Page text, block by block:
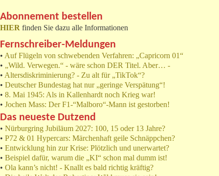
Abonnement bestellen
HIER finden Sie dazu alle Informationen
Fernschreiber-Meldungen
• Auf Flügeln von schwebenden Verfahren: „Capricorn 01“
• „Wild. Verwegen.“ - wäre schon DER Titel. Aber… -
• Altersdiskriminierung? - Zu alt für „TikTok“?
• Deutscher Bundestag hat nur „geringe Verspätung“!
• 8. Mai 1945: Als in Kallenhardt noch Krieg war!
• Jochen Mass: Der F1-“Malboro“-Mann ist gestorben!
Das neueste Dutzend
• Nürburgring Jubiläum 2027: 100, 15 oder 13 Jahre?
• P72 & 01 Hypercars: Märchenhaft geile Schnäppchen?
• Entwicklung hin zur Krise: Plötzlich und unerwartet?
• Beispiel dafür, warum die „KI“ schon mal dumm ist!
• Ola kann’s nicht! - Knallt es bald richtig kräftig?